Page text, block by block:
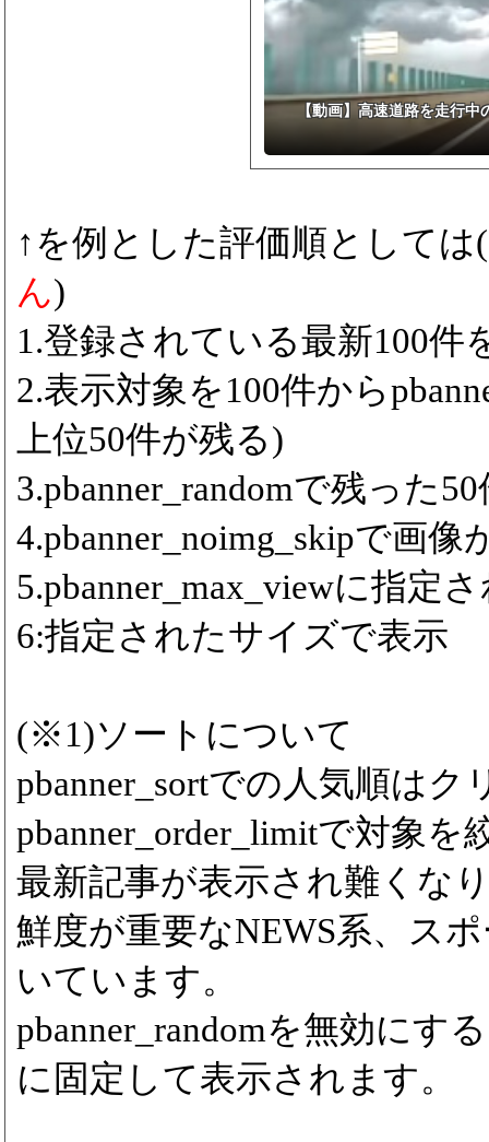
【動画】高速道路を走行
↑を例とした評価順としては(
ん)
1.登録されている最新100件
2.表示対象を100件から
上位50件が残る)
3.pbanner_randomで残った
4.pbanner_noimg_skipで画
5.pbanner_max_viewに指定
6:指定されたサイズで表示
(※1)ソートについて
pbanner_sortでの人気順は
pbanner_order_limitで対象を
最新記事が表示され難くな
鮮度が重要なNEWS系、ス
いています。
pbanner_randomを無効にす
に固定して表示されます。